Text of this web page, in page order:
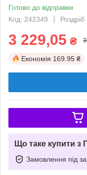
Готово до відправки
Код: 242349
Роздріб
3 229,05 ₴
Економія 169.95 ₴
Що таке купити з
Замовлення під